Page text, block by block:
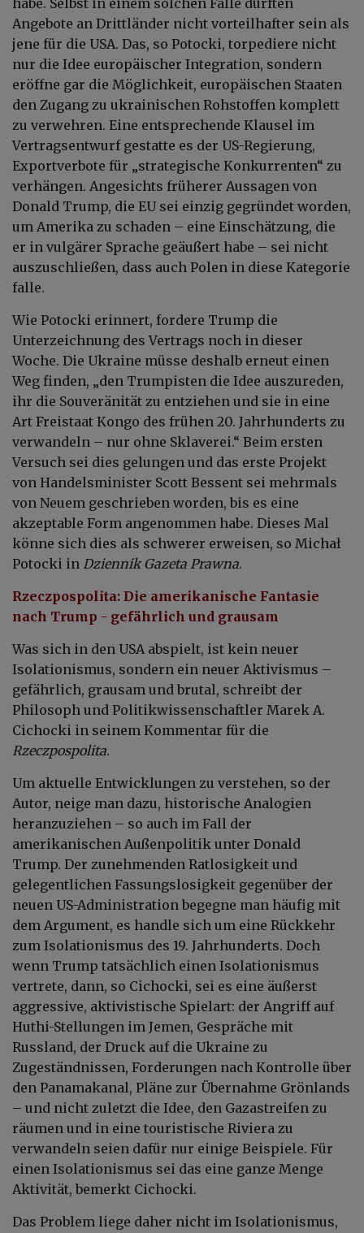
habe. Selbst in einem solchen Falle dürften
Angebote an Drittländer nicht vorteilhafter sein als
jene für die USA. Das, so Potocki, torpediere nicht
nur die Idee europäischer Integration, sondern
eröffne gar die Möglichkeit, europäischen Staaten
den Zugang zu ukrainischen Rohstoffen komplett
zu verwehren. Eine entsprechende Klausel im
Vertragsentwurf gestatte es der US-Regierung,
Exportverbote für „strategische Konkurrenten“ zu
verhängen. Angesichts früherer Aussagen von
Donald Trump, die EU sei einzig gegründet worden,
um Amerika zu schaden – eine Einschätzung, die
er in vulgärer Sprache geäußert habe – sei nicht
auszuschließen, dass auch Polen in diese Kategorie
falle.
Wie Potocki erinnert, fordere Trump die
Unterzeichnung des Vertrags noch in dieser
Woche. Die Ukraine müsse deshalb erneut einen
Weg finden, „den Trumpisten die Idee auszureden,
ihr die Souveränität zu entziehen und sie in eine
Art Freistaat Kongo des frühen 20. Jahrhunderts zu
verwandeln – nur ohne Sklaverei.“ Beim ersten
Versuch sei dies gelungen und das erste Projekt
von Handelsminister Scott Bessent sei mehrmals
von Neuem geschrieben worden, bis es eine
akzeptable Form angenommen habe. Dieses Mal
könne sich dies als schwerer erweisen, so Michał
Potocki in Dziennik Gazeta Prawna.
Rzeczpospolita: Die amerikanische Fantasie
nach Trump - gefährlich und grausam
Was sich in den USA abspielt, ist kein neuer
Isolationismus, sondern ein neuer Aktivismus –
gefährlich, grausam und brutal, schreibt der
Philosoph und Politikwissenschaftler Marek A.
Cichocki in seinem Kommentar für die
Rzeczpospolita.
Um aktuelle Entwicklungen zu verstehen, so der
Autor, neige man dazu, historische Analogien
heranzuziehen – so auch im Fall der
amerikanischen Außenpolitik unter Donald
Trump. Der zunehmenden Ratlosigkeit und
gelegentlichen Fassungslosigkeit gegenüber der
neuen US-Administration begegne man häufig mit
dem Argument, es handle sich um eine Rückkehr
zum Isolationismus des 19. Jahrhunderts. Doch
wenn Trump tatsächlich einen Isolationismus
vertrete, dann, so Cichocki, sei es eine äußerst
aggressive, aktivistische Spielart: der Angriff auf
Huthi-Stellungen im Jemen, Gespräche mit
Russland, der Druck auf die Ukraine zu
Zugeständnissen, Forderungen nach Kontrolle über
den Panamakanal, Pläne zur Übernahme Grönlands
– und nicht zuletzt die Idee, den Gazastreifen zu
räumen und in eine touristische Riviera zu
verwandeln seien dafür nur einige Beispiele. Für
einen Isolationismus sei das eine ganze Menge
Aktivität, bemerkt Cichocki.
Das Problem liege daher nicht im Isolationismus,